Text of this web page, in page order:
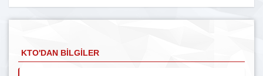
KTO'DAN BILGILER